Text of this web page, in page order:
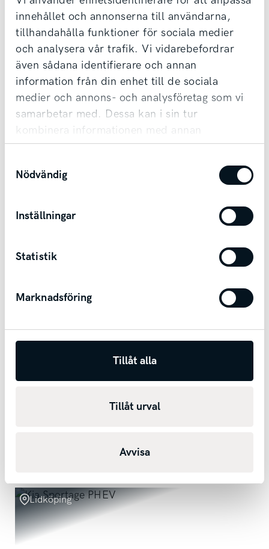
innehållet och annonserna till användarna,
tillhandahålla funktioner för sociala medier
och analysera vår trafik. Vi vidarebefordrar
även sådana identifierare och annan
information från din enhet till de sociala
medier och annons- och analysföretag som vi
samarbetar med. Dessa kan i sin tur
kombinera informationen med annan
information som du har tillhandahållit eller
som de har samlat in när du har använt deras
tjänster.
Nödvändig
Inställningar
Statistik
Marknadsföring
Tillåt alla
Tillåt urval
Avvisa
Vi tar din bil i inbyte oavsett märke & ålder,
samt erbjuder förmånlig finansiering.
Möjlighet till transport finns vid affär.
Kontakta säljare
Andra bilar i Lidköping
Lidköping
Nissan Juke
Lidköping